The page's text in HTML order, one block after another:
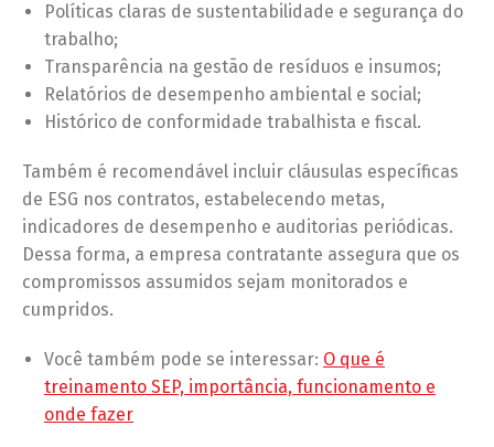
Políticas claras de sustentabilidade e segurança do
trabalho;
Transparência na gestão de resíduos e insumos;
Relatórios de desempenho ambiental e social;
Histórico de conformidade trabalhista e fiscal.
Também é recomendável incluir cláusulas específicas
de ESG nos contratos, estabelecendo metas,
indicadores de desempenho e auditorias periódicas.
Dessa forma, a empresa contratante assegura que os
compromissos assumidos sejam monitorados e
cumpridos.
Você também pode se interessar: O que é
treinamento SEP, importância, funcionamento e
onde fazer